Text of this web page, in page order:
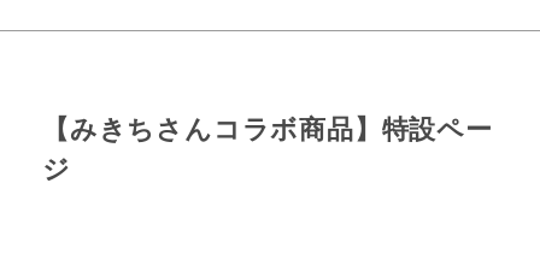
【みきちさんコラボ商品】特設ペー
ジ